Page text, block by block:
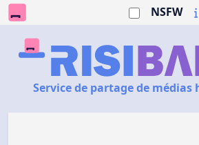
NSFW
Service de partage de